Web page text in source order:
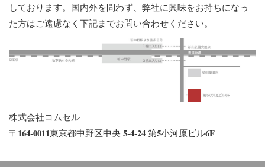
しております。国内外を問わず、弊社に興味をお持ちになっ
た方はご遠慮なく下記までお問い合わせください。
株式会社コムセル
〒164-0011東京都中野区中央 5-4-24 第5小河原ビル6F